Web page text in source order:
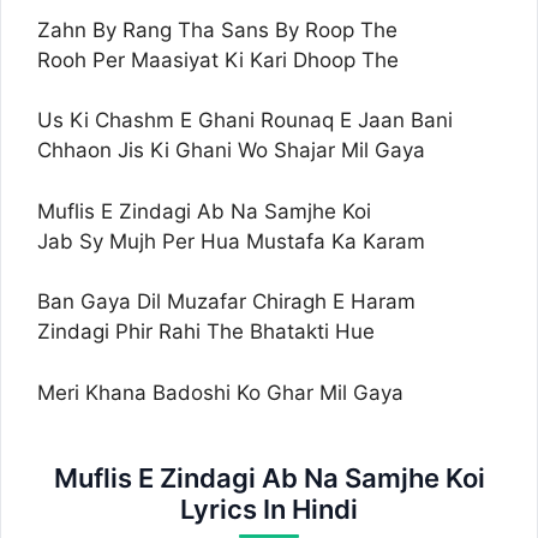
Zahn By Rang Tha Sans By Roop The
Rooh Per Maasiyat Ki Kari Dhoop The
Us Ki Chashm E Ghani Rounaq E Jaan Bani
Chhaon Jis Ki Ghani Wo Shajar Mil Gaya
Muflis E Zindagi Ab Na Samjhe Koi
Jab Sy Mujh Per Hua Mustafa Ka Karam
Ban Gaya Dil Muzafar Chiragh E Haram
Zindagi Phir Rahi The Bhatakti Hue
Meri Khana Badoshi Ko Ghar Mil Gaya
Muflis E Zindagi Ab Na Samjhe Koi
Lyrics In Hindi